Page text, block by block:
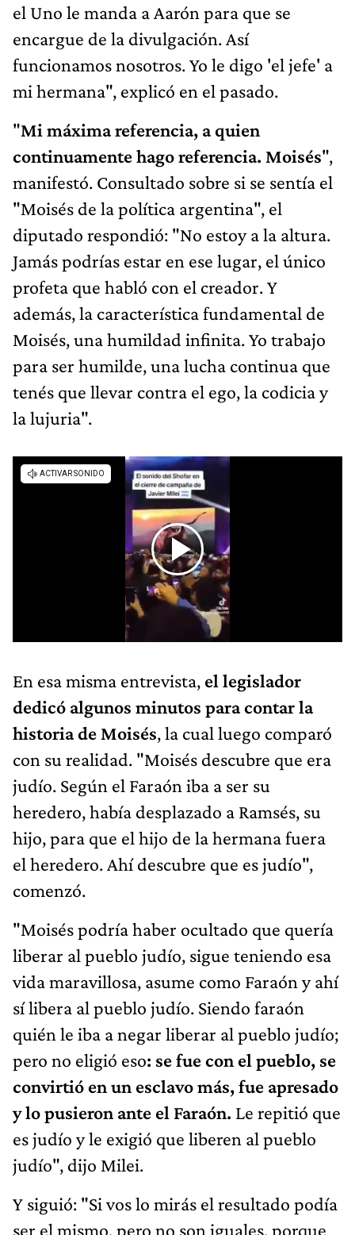
el Uno le manda a Aarón para que se
encargue de la divulgación. Así
funcionamos nosotros. Yo le digo 'el jefe' a
mi hermana", explicó en el pasado.
"Mi máxima referencia, a quien
continuamente hago referencia. Moisés",
manifestó. Consultado sobre si se sentía el
"Moisés de la política argentina", el
diputado respondió: "No estoy a la altura.
Jamás podrías estar en ese lugar, el único
profeta que habló con el creador. Y
además, la característica fundamental de
Moisés, una humildad infinita. Yo trabajo
para ser humilde, una lucha continua que
tenés que llevar contra el ego, la codicia y
la lujuria".
En esa misma entrevista, el legislador
dedicó algunos minutos para contar la
historia de Moisés, la cual luego comparó
con su realidad. "Moisés descubre que era
judío. Según el Faraón iba a ser su
heredero, había desplazado a Ramsés, su
hijo, para que el hijo de la hermana fuera
el heredero. Ahí descubre que es judío",
comenzó.
"Moisés podría haber ocultado que quería
liberar al pueblo judío, sigue teniendo esa
vida maravillosa, asume como Faraón y ahí
sí libera al pueblo judío. Siendo faraón
quién le iba a negar liberar al pueblo judío;
pero no eligió eso: se fue con el pueblo, se
convirtió en un esclavo más, fue apresado
y lo pusieron ante el Faraón. Le repitió que
es judío y le exigió que liberen al pueblo
judío", dijo Milei.
Y siguió: "Si vos lo mirás el resultado podía
ser el mismo, pero no son iguales, porque